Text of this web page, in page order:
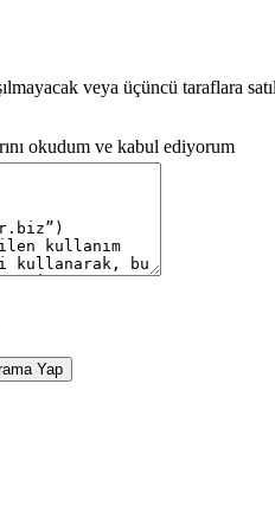
veya üçüncü taraflara
okudum ve kabul ediyorum